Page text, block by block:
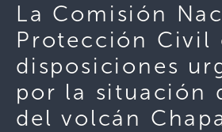
La Comisión
Protección Civil
disposiciones
por la situación
del volcán